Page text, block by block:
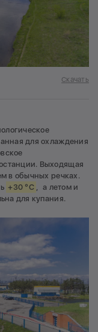
Скачать
для охлаждения
Выходящая
в обычных речках.
+30 °С
, а летом и
для купания.